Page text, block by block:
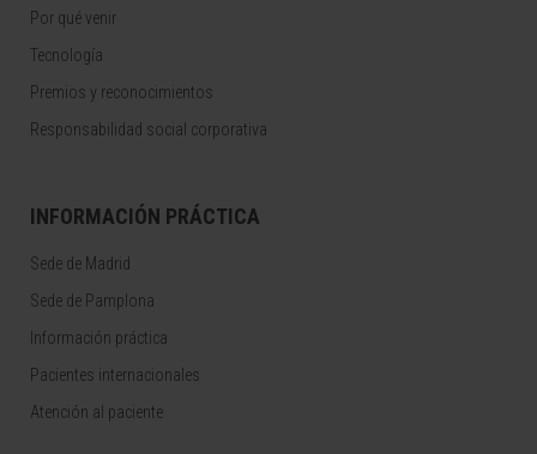
Por qué venir
Tecnología
Premios y reconocimientos
Responsabilidad social corporativa
INFORMACIÓN PRÁCTICA
Sede de Madrid
Sede de Pamplona
Información práctica
Pacientes internacionales
Atención al paciente